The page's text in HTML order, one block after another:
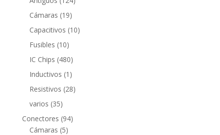
Cámaras 1919
productos
Capacitivos 1010
Fusibles 1010
productos
IC Chips 480480
productos
Inductivos 1 1
producto
Resistivos 2828
varios 3535
productos
Conectores 9494
Cámaras 55